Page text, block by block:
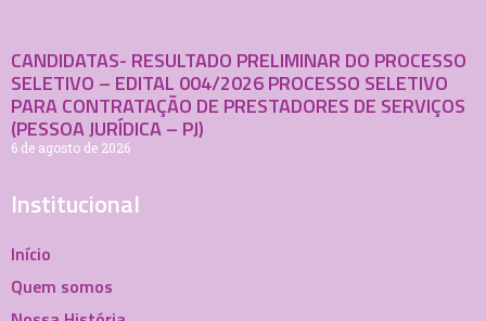
CANDIDATAS- RESULTADO PRELIMINAR DO PROCESSO
SELETIVO – EDITAL 004/2026 PROCESSO SELETIVO
PARA CONTRATAÇÃO DE PRESTADORES DE SERVIÇOS
(PESSOA JURÍDICA – PJ)
6 de agosto de 2026
Institucional
Início
Quem somos